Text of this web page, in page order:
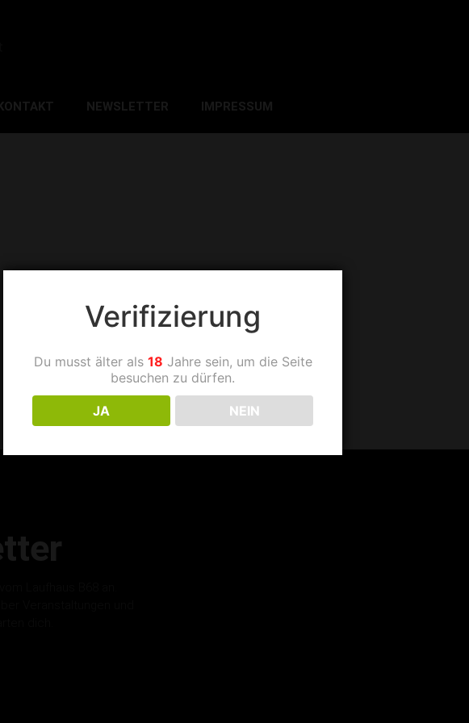
NEWSLETTER IMPRESSUM
Verifizierung
Du musst älter als 18 Jahre sein, um die Seite
besuchen zu dürfen.
JA NEIN